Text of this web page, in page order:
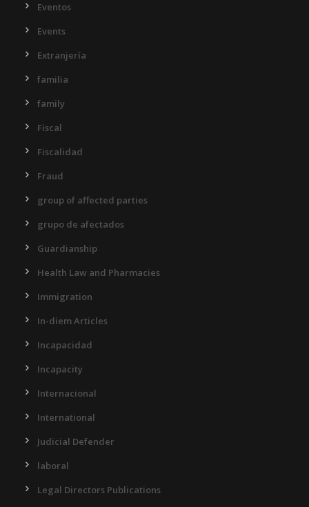
Eventos
Events
Extranjería
familia
family
Fiscal
Fiscalidad
Fraud
group of affected parties
grupo de afectados
Guardianship
Health Law and Pharmacies
Immigration
In-diem Articles
Incapacidad
Incapacity
Internacional
International
Judicial Defender
laboral
Legal Directors Publications